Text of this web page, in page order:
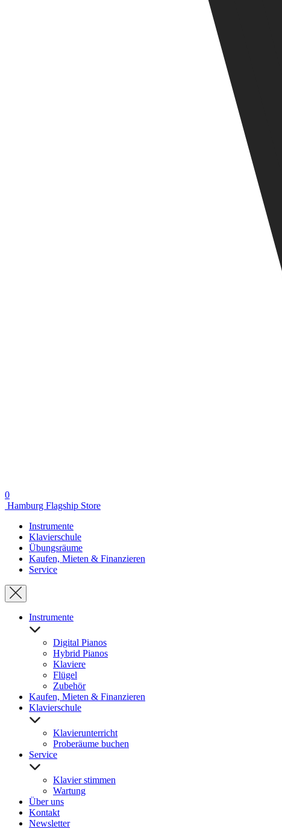
0
Hamburg Flagship Store
Instrumente
Klavierschule
Übungsräume
Kaufen, Mieten & Finanzieren
Service
Instrumente
Digital Pianos
Hybrid Pianos
Klaviere
Flügel
Zubehör
Kaufen, Mieten & Finanzieren
Klavierschule
Klavierunterricht
Proberäume buchen
Service
Klavier stimmen
Wartung
Über uns
Kontakt
Newsletter